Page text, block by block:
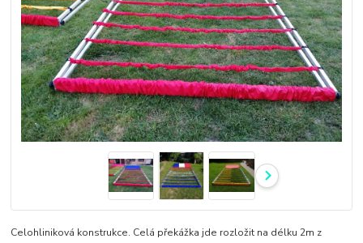
Celohliniková konstrukce. Celá překážka jde rozložit na délku 2m z